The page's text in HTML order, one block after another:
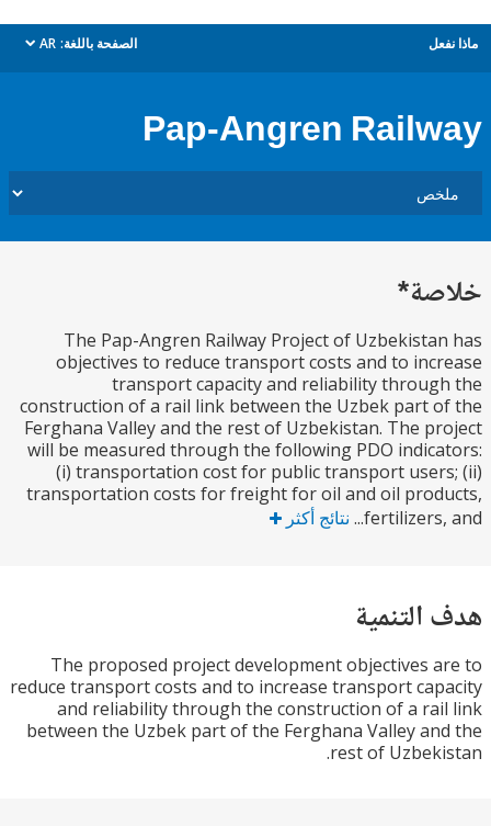
الصفحة باللغة: AR
dropdown
Pap-Angren
The Pap-Angren Railway Project of
objectives to reduce transport costs and to
transport capacity and reliability
construction of a rail link between the Uzbek part
Ferghana Valley and the rest of Uzbekistan. The
will be measured through the following PDO
(i) transportation cost for public transport
transportation costs for freight for oil and oil
نتائج أكثر
The proposed project development objectives
reduce transport costs and to increase transport
and reliability through the construction of a
between the Uzbek part of the Ferghana Valley
rest of